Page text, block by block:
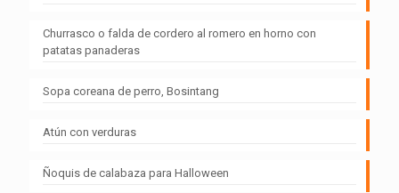
Churrasco o falda de cordero al romero en horno con
patatas panaderas
Sopa coreana de perro, Bosintang
Atún con verduras
Ñoquis de calabaza para Halloween